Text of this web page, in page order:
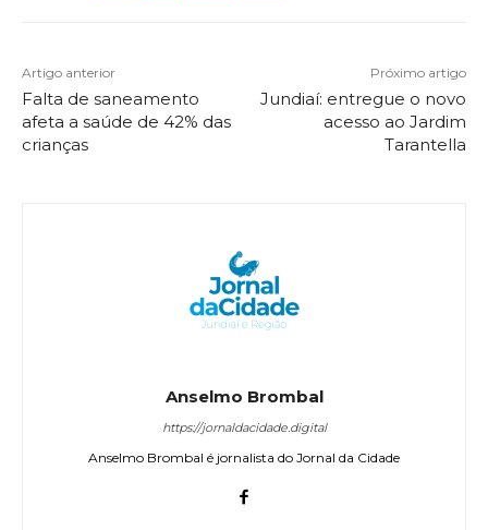
Artigo anterior
Falta de saneamento
afeta a saúde de 42% das
crianças
Próximo artigo
Jundiaí: entregue o novo
acesso ao Jardim
Tarantella
Anselmo Brombal
https://jornaldacidade.digital
Anselmo Brombal é jornalista do Jornal da Cidade